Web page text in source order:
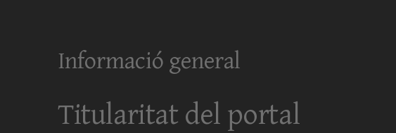
Informació general
Titularitat del portal